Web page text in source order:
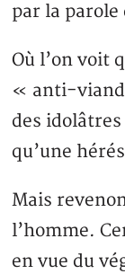
par la
Où l’on voit
« anti-
des
qu’une
Mais
l’homme.
en vue du